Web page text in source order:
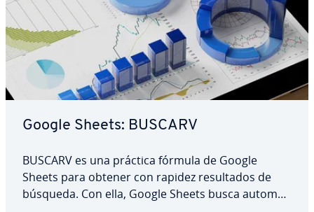
Google Sheets: BUSCARV
BUSCARV es una práctica fórmula de Google
Sheets para obtener con rapidez re­su­l­ta­dos de
búsqueda. Con ella, Google Sheets busca au­to­má­